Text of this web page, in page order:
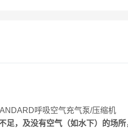
足，及没有空气（如水下）的场